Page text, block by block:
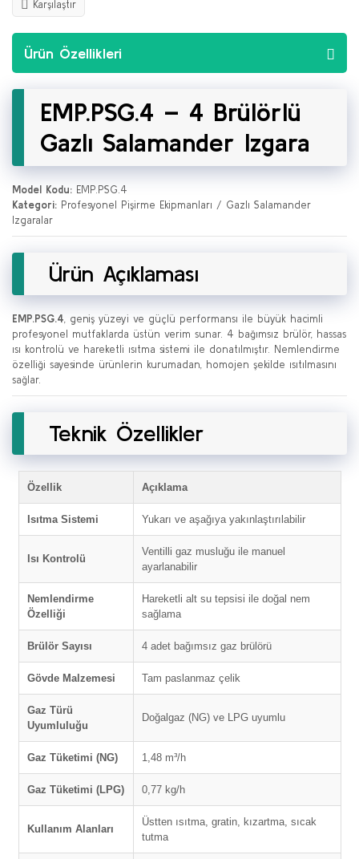
Karşılaştır
Ürün Özellikleri
EMP.PSG.4 – 4 Brülörlü
Gazlı Salamander Izgara
Model Kodu: EMP.PSG.4
Kategori: Profesyonel Pişirme Ekipmanları / Gazlı Salamander
Izgaralar
Ürün Açıklaması
EMP.PSG.4, geniş yüzeyi ve güçlü performansı ile büyük hacimli
profesyonel mutfaklarda üstün verim sunar. 4 bağımsız brülör, hassas
ısı kontrolü ve hareketli ısıtma sistemi ile donatılmıştır. Nemlendirme
özelliği sayesinde ürünlerin kurumadan, homojen şekilde ısıtılmasını
sağlar.
Teknik Özellikler
Özellik Açıklama
Isıtma Sistemi Yukarı ve aşağıya yakınlaştırılabilir
Isı Kontrolü
Ventilli gaz musluğu ile manuel
ayarlanabilir
Nemlendirme
Özelliği
Hareketli alt su tepsisi ile doğal nem
sağlama
Brülör Sayısı 4 adet bağımsız gaz brülörü
Gövde Malzemesi Tam paslanmaz çelik
Gaz Türü
Uyumluluğu
Doğalgaz (NG) ve LPG uyumlu
Gaz Tüketimi (NG) 1,48 m³/h
Gaz Tüketimi (LPG) 0,77 kg/h
Kullanım Alanları
Üstten ısıtma, gratin, kızartma, sıcak
tutma